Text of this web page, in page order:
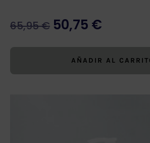
65,95€ 50,75 €
AÑADIR AL